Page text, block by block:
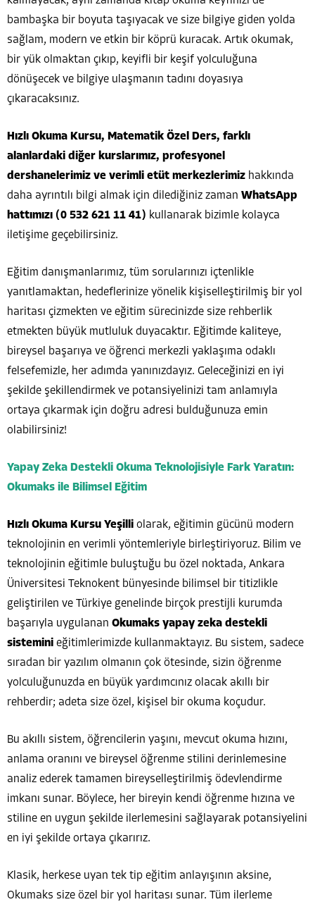
bambaşka bir boyuta taşıyacak ve size bilgiye giden yolda
sağlam, modern ve etkin bir köprü kuracak. Artık okumak,
bir yük olmaktan çıkıp, keyifli bir keşif yolculuğuna
dönüşecek ve bilgiye ulaşmanın tadını doyasıya
çıkaracaksınız.
Hızlı Okuma Kursu, Matematik Özel Ders, farklı
alanlardaki diğer kurslarımız, profesyonel
dershanelerimiz ve verimli etüt merkezlerimiz hakkında
daha ayrıntılı bilgi almak için dilediğiniz zaman WhatsApp
hattımızı (0 532 621 11 41) kullanarak bizimle kolayca
iletişime geçebilirsiniz.
Eğitim danışmanlarımız, tüm sorularınızı içtenlikle
yanıtlamaktan, hedeflerinize yönelik kişiselleştirilmiş bir yol
haritası çizmekten ve eğitim sürecinizde size rehberlik
etmekten büyük mutluluk duyacaktır. Eğitimde kaliteye,
bireysel başarıya ve öğrenci merkezli yaklaşıma odaklı
felsefemizle, her adımda yanınızdayız. Geleceğinizi en iyi
şekilde şekillendirmek ve potansiyelinizi tam anlamıyla
ortaya çıkarmak için doğru adresi bulduğunuza emin
olabilirsiniz!
Yapay Zeka Destekli Okuma Teknolojisiyle Fark Yaratın:
Okumaks ile Bilimsel Eğitim
Hızlı Okuma Kursu Yeşilli olarak, eğitimin gücünü modern
teknolojinin en verimli yöntemleriyle birleştiriyoruz. Bilim ve
teknolojinin eğitimle buluştuğu bu özel noktada, Ankara
Üniversitesi Teknokent bünyesinde bilimsel bir titizlikle
geliştirilen ve Türkiye genelinde birçok prestijli kurumda
başarıyla uygulanan Okumaks yapay zeka destekli
sistemini eğitimlerimizde kullanmaktayız. Bu sistem, sadece
sıradan bir yazılım olmanın çok ötesinde, sizin öğrenme
yolculuğunuzda en büyük yardımcınız olacak akıllı bir
rehberdir; adeta size özel, kişisel bir okuma koçudur.
Bu akıllı sistem, öğrencilerin yaşını, mevcut okuma hızını,
anlama oranını ve bireysel öğrenme stilini derinlemesine
analiz ederek tamamen bireyselleştirilmiş ödevlendirme
imkanı sunar. Böylece, her bireyin kendi öğrenme hızına ve
stiline en uygun şekilde ilerlemesini sağlayarak potansiyelini
en iyi şekilde ortaya çıkarırız.
Klasik, herkese uyan tek tip eğitim anlayışının aksine,
Okumaks size özel bir yol haritası sunar. Tüm ilerleme